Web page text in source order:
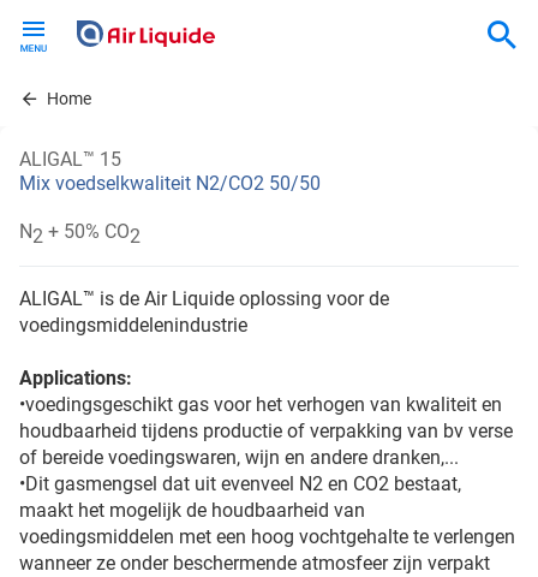
contentHome
ALIGAL™ 15
Mix voedselkwaliteit N2/CO2 50/50
N2 + 50% CO2
ALIGAL™ is de Air Liquide oplossing voor de
voedingsmiddelenindustrie
Applications:
•voedingsgeschikt gas voor het verhogen van kwaliteit en
houdbaarheid tijdens productie of verpakking van bv verse
of bereide voedingswaren, wijn en andere dranken,...
•Dit gasmengsel dat uit evenveel N2 en CO2 bestaat,
maakt het mogelijk de houdbaarheid van
voedingsmiddelen met een hoog vochtgehalte te verlengen
wanneer ze onder beschermende atmosfeer zijn verpakt